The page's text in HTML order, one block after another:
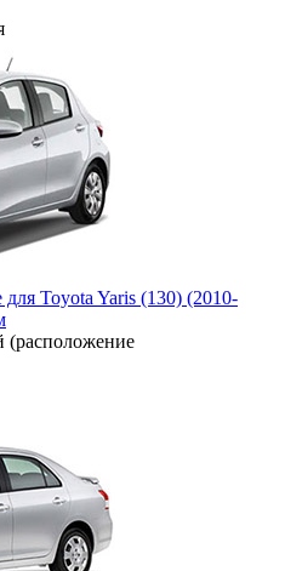
Toyota Yaris (130) (2010-
(расположение